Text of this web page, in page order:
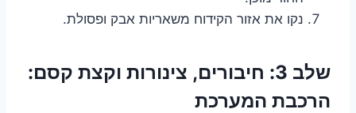
נקו את אזור הקידוח משאריות אבק ופסולת.
שלב 3: חיבורים, צינורות וקצת קסם:
הרכבת המערכת